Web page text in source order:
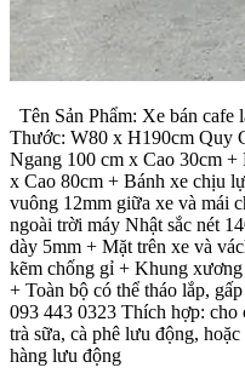
Tên Sản Phẩm: Xe bán
Thước: W80 x H190cm Quy
Ngang 100 cm x Cao 30cm
x Cao 80cm + Bánh xe chịu
vuông 12mm giữa xe và mái
ngoài trời máy Nhật sắc nét
dày 5mm + Mặt trên xe và
kẽm chống gỉ + Khung
+ Toàn bộ có thể tháo lắp,
093 443 0323 Thích hợp: cho
trà sữa, cà phê lưu động,
hàng lưu động